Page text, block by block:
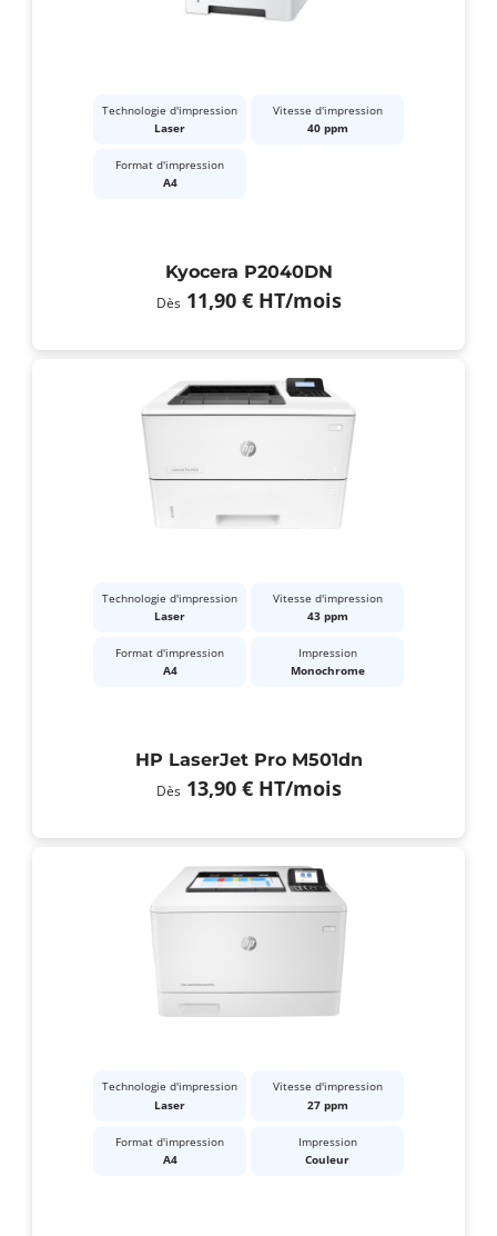
Technologie d'impression
Laser
Vitesse d'impression
40 ppm
Format d'impression
A4
Kyocera P2040DN
Dès 11,90 € HT/mois
Technologie d'impression
Laser
Vitesse d'impression
43 ppm
Format d'impression
A4
Impression
Monochrome
HP LaserJet Pro M501dn
Dès 13,90 € HT/mois
Technologie d'impression
Laser
Vitesse d'impression
27 ppm
Format d'impression
A4
Impression
Couleur